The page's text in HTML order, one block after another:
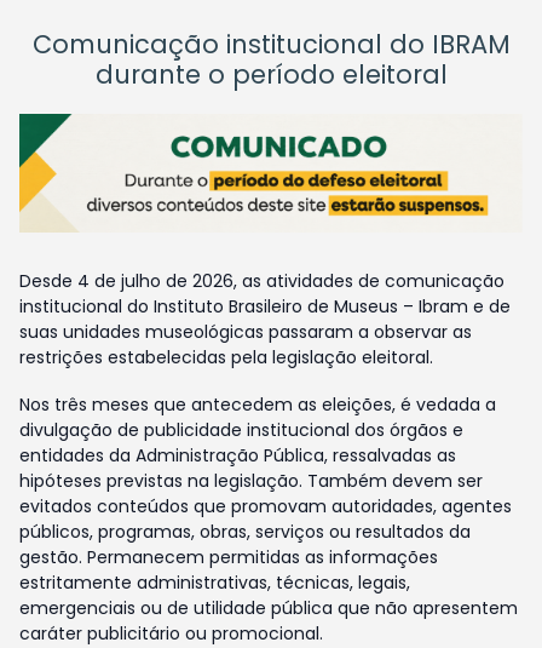
Comunicação institucional do IBRAM
durante o período eleitoral
Desde 4 de julho de 2026, as atividades de comunicação
institucional do Instituto Brasileiro de Museus – Ibram e de
suas unidades museológicas passaram a observar as
restrições estabelecidas pela legislação eleitoral.
Nos três meses que antecedem as eleições, é vedada a
divulgação de publicidade institucional dos órgãos e
entidades da Administração Pública, ressalvadas as
hipóteses previstas na legislação. Também devem ser
evitados conteúdos que promovam autoridades, agentes
públicos, programas, obras, serviços ou resultados da
gestão. Permanecem permitidas as informações
estritamente administrativas, técnicas, legais,
emergenciais ou de utilidade pública que não apresentem
caráter publicitário ou promocional.